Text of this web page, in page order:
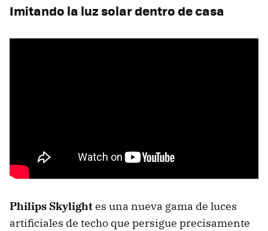
Imitando la luz solar dentro de casa
Philips Skylightes una nueva gama de luces
artificiales de techo que persigue precisamente